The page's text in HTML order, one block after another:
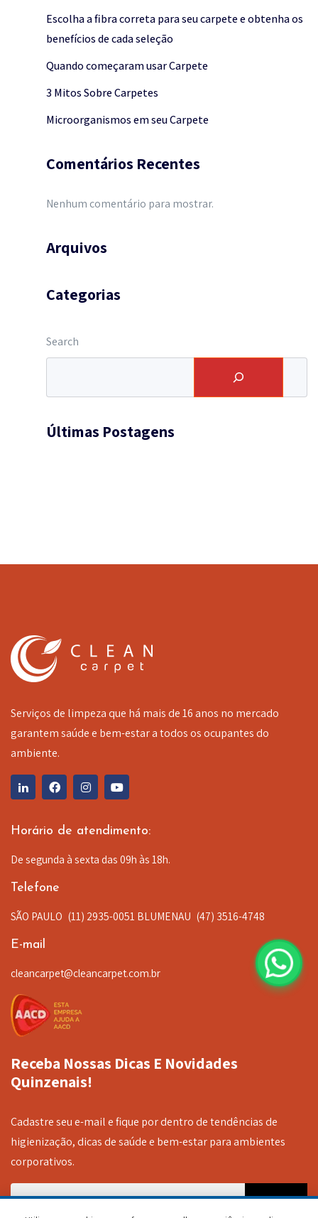
Escolha a fibra correta para seu carpete e obtenha os
benefícios de cada seleção
Quando começaram usar Carpete
3 Mitos Sobre Carpetes
Microorganismos em seu Carpete
Comentários Recentes
Nenhum comentário para mostrar.
Arquivos
Categorias
Search
Últimas Postagens
Serviços de limpeza que há mais de 16 anos no mercado
garantem saúde e bem-estar a todos os ocupantes do
ambiente.
Horário de atendimento:
De segunda à sexta das 09h às 18h.
Telefone
SÃO PAULO (11) 2935-0051 BLUMENAU (47) 3516-4748
E-mail
cleancarpet@cleancarpet.com.br
Receba Nossas Dicas E Novidades
Quinzenais!
Cadastre seu e-mail e fique por dentro de tendências de
higienização, dicas de saúde e bem-estar para ambientes
corporativos.
Sign up